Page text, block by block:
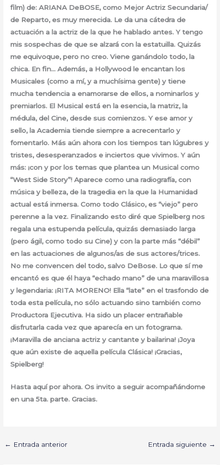
film) de: ARIANA DeBOSE, como Mejor Actriz Secundaria/
de Reparto, es muy merecida. Le da una cátedra de
actuación a la actriz de la que he hablado antes. Y tengo
mis sospechas de que se alzará con la estatuilla. Quizás
me equivoque, pero no creo. Viene ganándolo todo, la
chica. En fin… Además, a Hollywood le encantan los
Musicales (como a mí, y a muchísima gente) y tiene
mucha tendencia a enamorarse de ellos, a nominarlos y
premiarlos. El Musical está en la esencia, la matriz, la
médula, del Cine, desde sus comienzos. Y ese amor y
sello, la Academia tiende siempre a acrecentarlo y
fomentarlo. Más aún ahora con los tiempos tan lúgubres y
tristes, desesperanzados e inciertos que vivimos. Y aún
más: ¡con y por los temas que plantea un Musical como
“West Side Story”! Aparece como una radiografía, con
música y belleza, de la tragedia en la que la Humanidad
actual está inmersa. Como todo Clásico, es “viejo” pero
perenne a la vez. Finalizando esto diré que Spielberg nos
regala una estupenda película, quizás demasiado larga
(pero ágil, como todo su Cine) y con la parte más “débil”
en las actuaciones de algunos/as de sus actores/trices.
No me convencen del todo, salvo DeBose. Lo que sí me
encantó es que él haya “echado mano” de una maravillosa
y legendaria: ¡RITA MORENO! Ella “late” en el trasfondo de
toda esta película, no sólo actuando sino también como
Productora Ejecutiva. Ha sido un placer entrañable
disfrutarla cada vez que aparecía en un fotograma.
¡Maravilla de anciana actriz y cantante y bailarina! ¡Joya
que aún existe de aquella película Clásica! ¡Gracias,
Spielberg!
Hasta aquí por ahora. Os invito a seguir acompañándome
en una 5ta. parte. Gracias.
← Entrada anterior Entrada siguiente →